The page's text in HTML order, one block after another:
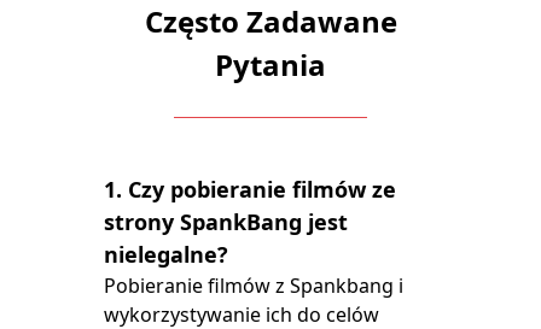
Często Zadawane
Pytania
1. Czy pobieranie filmów ze
strony SpankBang jest
nielegalne?
Pobieranie filmów z Spankbang i
wykorzystywanie ich do celów